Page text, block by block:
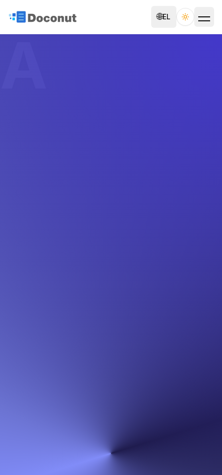
🌐EL Toggle